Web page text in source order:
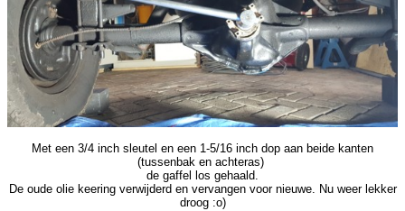
Met een 3/4 inch sleutel en een 1-5/16 inch dop aan beide kanten
(tussenbak en achteras)
de gaffel los gehaald.
De oude olie keering verwijderd en vervangen voor nieuwe. Nu weer lekker
droog :o)